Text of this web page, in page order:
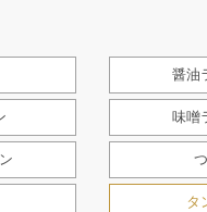
醤油
味噌
タ